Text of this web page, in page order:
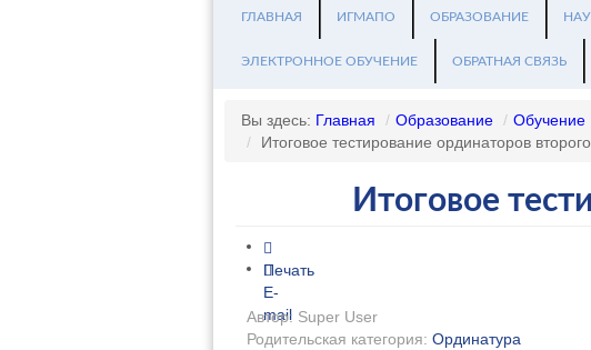
ГЛАВНАЯ ИГМАПО ОБРАЗОВАНИЕ
ЭЛЕКТРОННОЕ ОБУЧЕНИЕ ОБРАТНАЯ СВЯЗЬ
Вы здесь: Главная / Образование / Обучение
/
Итоговое тестирование ординаторов
Итоговое
Печать
E-
mail
Автор: Super User
Родительская категория: Ординатура